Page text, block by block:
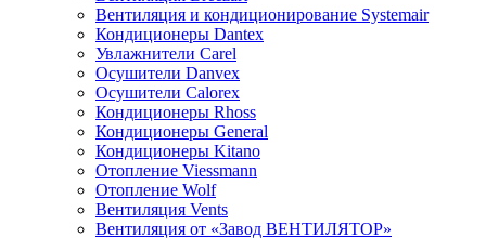
Вентиляция и кондиционирование Systemair
Кондиционеры Dantex
Увлажнители Carel
Осушители Danvex
Осушители Calorex
Кондиционеры Rhoss
Кондиционеры General
Кондиционеры Kitano
Отопление Viessmann
Отопление Wolf
Вентиляция Vents
Вентиляция от «Завод ВЕНТИЛЯТОР»